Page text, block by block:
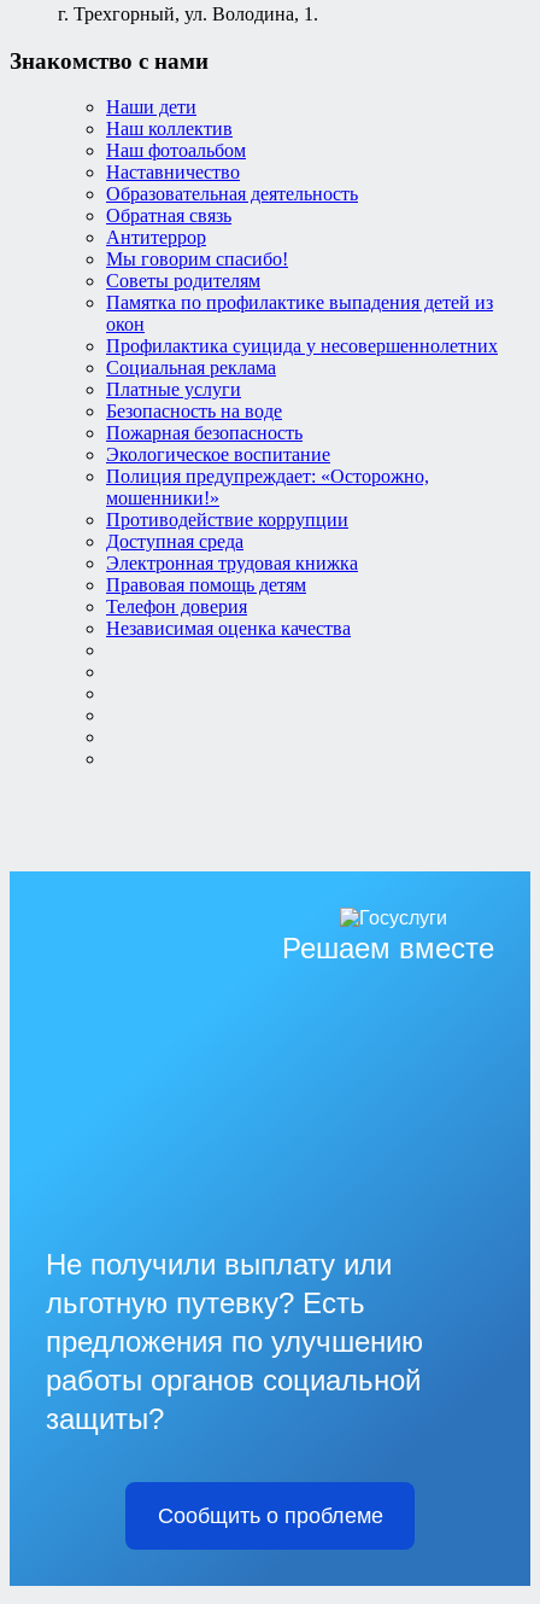
г. Трехгорный, ул. Володина, 1.
Знакомство с нами
Наши дети
Наш коллектив
Наш фотоальбом
Наставничество
Образовательная деятельность
Обратная связь
Антитеррор
Мы говорим спасибо!
Советы родителям
Памятка по профилактике выпадения детей из
окон
Профилактика суицида у несовершеннолетних
Социальная реклама
Платные услуги
Безопасность на воде
Пожарная безопасность
Экологическое воспитание
Полиция предупреждает: «Осторожно,
мошенники!»
Противодействие коррупции
Доступная среда
Электронная трудовая книжка
Правовая помощь детям
Телефон доверия
Независимая оценка качества
Решаем вместе
Не получили выплату или
льготную путевку? Есть
предложения по улучшению
работы органов социальной
защиты?
Сообщить о проблеме